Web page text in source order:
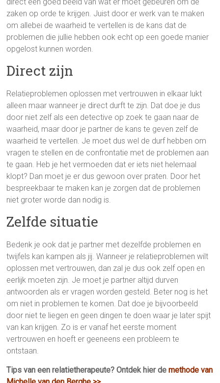
zaken op orde te krijgen. Juist door er werk van te maken
om allebei de waarheid te vertellen is de kans dat de
problemen die jullie hebben ook echt op een goede manier
opgelost kunnen worden.
Direct zijn
Relatieproblemen oplossen met vertrouwen in elkaar lukt
alleen maar wanneer je direct durft te zijn. Dat doe je dus
door niet zelf als een detective op zoek te gaan naar de
waarheid, maar door je partner de kans te geven zelf de
waarheid te vertellen. Je moet dus wel de durf hebben om
vragen te stellen en de confrontatie met de problemen aan
te gaan. Heb je het vermoeden dat er iets niet helemaal
klopt? Dan moet je er dus gewoon over praten. Door het
bespreekbaar te maken kan je zorgen dat de problemen
niet groter worde dan nodig is.
Zelfde situatie
Bedenk je ook dat je partner met dezelfde problemen en
twijfels kan kampen als jij. Wanneer je relatieproblemen wilt
oplossen met vertrouwen, dan zal je dus ook zelf open en
eerlijk moeten zijn. Je moet je partner altijd durven
antwoorden als er vragen worden gesteld. Beter nog is het
om niet in problemen te komen. Dat doe je bijvoorbeeld
door niet te liegen en geen dingen te doen waar je later spijt
van kan krijgen. Zo is er vanaf het eerste moment
vertrouwen en hoeft er geeneens een probleem te
ontstaan.
Tips van een relatietherapeute? Ontdek hier demethode van